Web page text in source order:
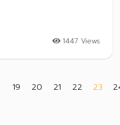
1447 Views
19 20 21 22 23